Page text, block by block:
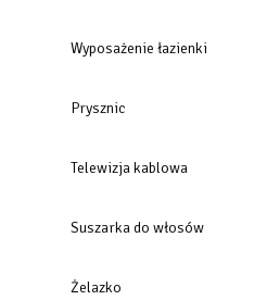
Wyposażenie łazienki
Prysznic
Telewizja kablowa
Suszarka do włosów
Żelazko